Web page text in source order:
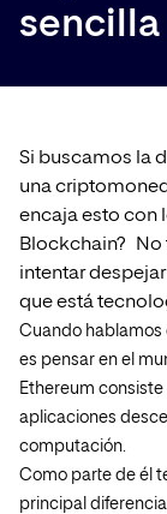
sencilla
Si buscamos la
una
encaja esto con
Blockchain? No
intentar
que está
Cuando hablamos
es pensar en el
Ethereum
aplicaciones
computación.
Como parte de él
principal